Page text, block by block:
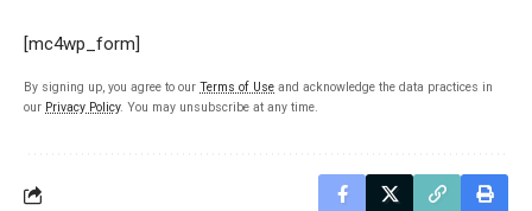
[mc4wp_form]
By signing up, you agree to our Terms of Use and acknowledge the data practices in
our Privacy Policy. You may unsubscribe at any time.